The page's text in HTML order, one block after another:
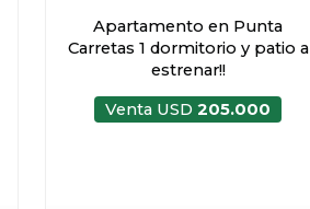
Apartamento en Punta
Carretas 1 dormitorio y patio a
estrenar!!
Venta USD 205.000